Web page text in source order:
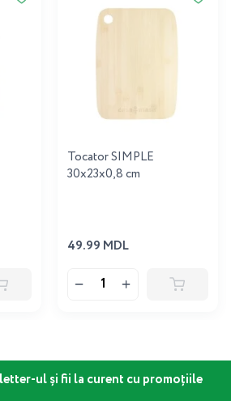
Tocator SIMPLE
30x23x0,8 cm
49.99 MDL
ul și fii la curent cu promoțiile